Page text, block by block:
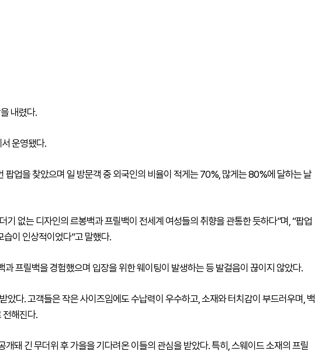
내렸다.
운영됐다.
업을 찾았으며 일 방문객 중 외국인의 비율이 적게는 70%, 많게는 80%에 달하는 날
없는 디자인의 르봉백과 프릴백이 전세계 여성들의 취향을 관통한 듯하다”며, “팝업
이 인상적이었다”고 말했다.
프릴백을 경험했으며 입장을 위한 웨이팅이 발생하는 등 발걸음이 끊이지 않았다.
다. 고객들은 작은 사이즈임에도 수납력이 우수하고, 소재와 터치감이 부드러우며, 백
전해진다.
돼 긴 무더위 후 가을을 기다려온 이들의 관심을 받았다. 특히, 스웨이드 소재의 프릴